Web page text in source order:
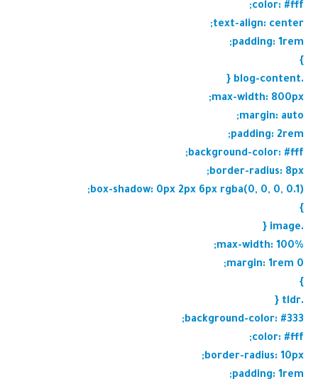
color: #fff;
text-align: center;
padding: 1rem;
}
.blog-content {
max-width: 800px;
margin: auto;
padding: 2rem;
background-color: #fff;
border-radius: 8px;
box-shadow: 0px 2px 6px rgba(0, 0, 0, 0.1);
}
.image {
max-width: 100%;
margin: 1rem 0;
}
.tldr {
background-color: #333;
color: #fff;
border-radius: 10px;
padding: 1rem;